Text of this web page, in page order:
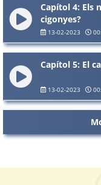
Capítol 4: Els
cigonyes?
13-02-2023
Capítol 5: El
13-02-2023